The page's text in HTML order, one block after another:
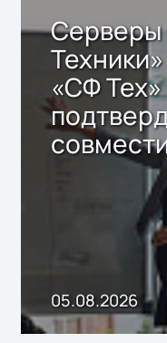
«СФ
Storage
05.08.2026